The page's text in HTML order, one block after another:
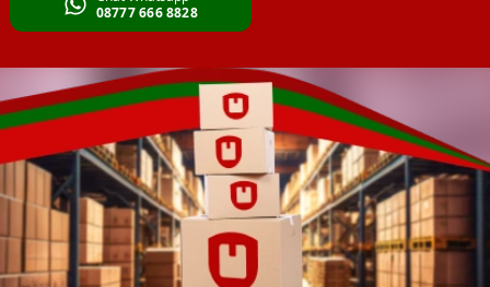
08777 666 8828